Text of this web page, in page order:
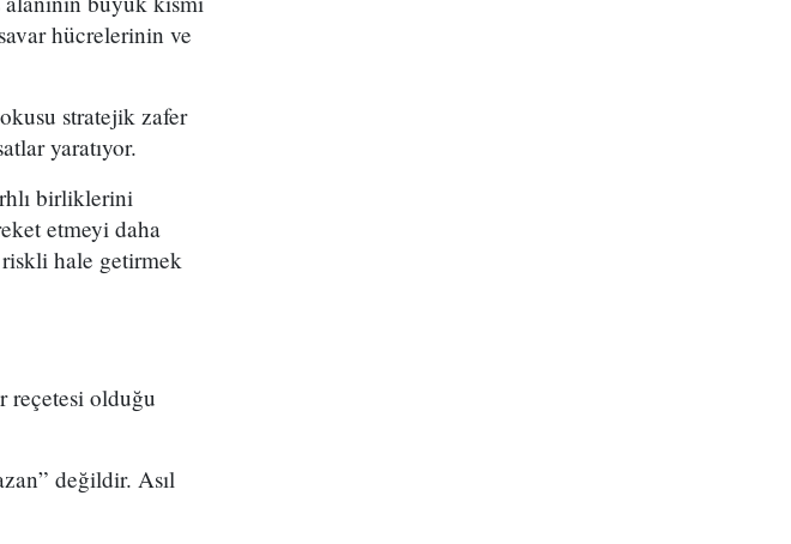
hücrelerinin ve
stratejik zafer
yaratıyor.
birliklerini
etmeyi daha
hale getirmek
reçetesi olduğu
değildir. Asıl